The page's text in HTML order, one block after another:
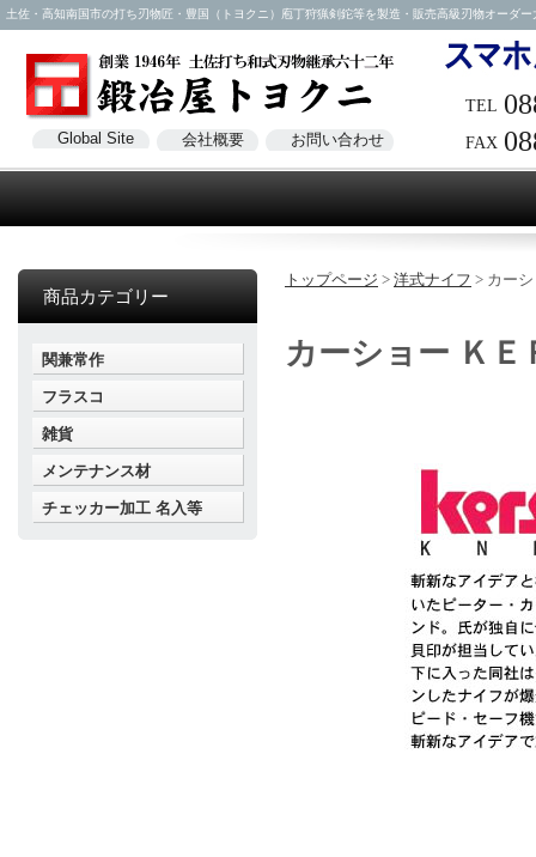
土佐・高知南国市の打ち刃物匠・豊国（トヨクニ）庖丁狩猟剣鉈等を製造・販売高級刃物オーダ
Global Site 会社概要 お問い合わせ
TEL
FAX
トップページ > 洋式ナイフ > カー
カーショー ＫＥ
商品カテゴリー
関兼常作
フラスコ
雑貨
メンテナンス材
チェッカー加工 名入等